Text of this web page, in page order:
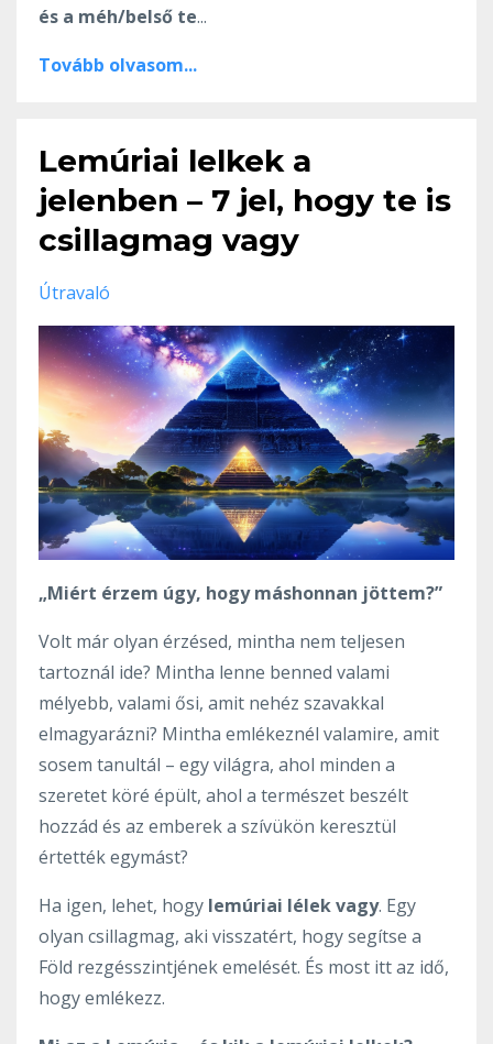
és a méh/belső te...
Tovább olvasom...
Lemúriai lelkek a
jelenben – 7 jel, hogy te is
csillagmag vagy
Útravaló
„Miért érzem úgy, hogy máshonnan jöttem?”
Volt már olyan érzésed, mintha nem teljesen
tartoznál ide? Mintha lenne benned valami
mélyebb, valami ősi, amit nehéz szavakkal
elmagyarázni? Mintha emlékeznél valamire, amit
sosem tanultál – egy világra, ahol minden a
szeretet köré épült, ahol a természet beszélt
hozzád és az emberek a szívükön keresztül
értették egymást?
Ha igen, lehet, hogy lemúriai lélek vagy. Egy
olyan csillagmag, aki visszatért, hogy segítse a
Föld rezgésszintjének emelését. És most itt az idő,
hogy emlékezz.